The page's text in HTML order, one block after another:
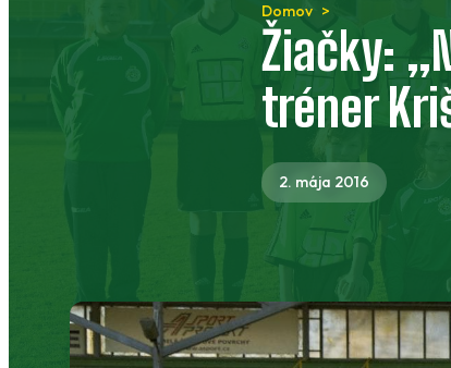
Domov
Žiačky:
tréner
2. mája 2016